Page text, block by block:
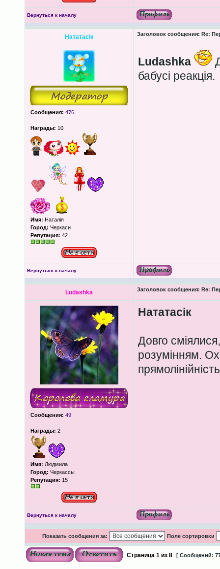
Вернуться к началу
Нататасік Заголовок сообщения: Re:
Сообщения: 476
Награды: 10
Имя: Наталія
Город: Черкаси
Репутация: 42
Ludashka
бабусі реакція.
Вернуться к началу
Ludashka Заголовок сообщения: Re:
Сообщения: 49
Награды: 2
Имя: Людмила
Город: Черкассы
Репутация: 15
Нататасік
Довго
розумінням. Ох
Вернуться к началу
Показать сообщения за: Поле сортировки
Страница 1из 8 [ Сообщений: